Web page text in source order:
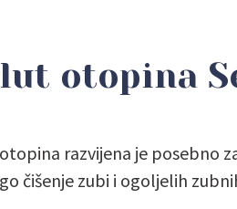
otopina
otopina razvijena je posebno
čišenje zubi i ogoljelih